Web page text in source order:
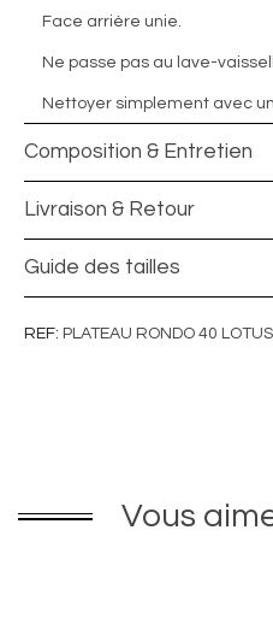
Face arrière unie.
Ne passe pas au lave-
Nettoyer simplement avec
Composition & Entretien
Livraison & Retour
Guide des tailles
REF PLATEAU RONDO 40
Vous